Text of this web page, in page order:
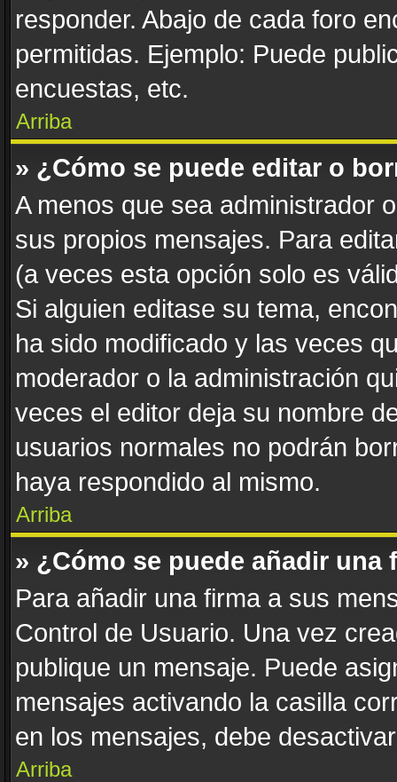
responder. Abajo de cada foro
permitidas. Ejemplo: Puede
encuestas, etc.
Arriba
» ¿Cómo se puede editar o
A menos que sea administrador
sus propios mensajes. Para
(a veces esta opción solo es
Si alguien editase su tema,
ha sido modificado y las veces
moderador o la administración
veces el editor deja su nombre
usuarios normales no podrán
haya respondido al mismo.
Arriba
» ¿Cómo se puede añadir una
Para añadir una firma a sus
Control de Usuario. Una vez
publique un mensaje. Puede
mensajes activando la casilla
en los mensajes, debe
Arriba